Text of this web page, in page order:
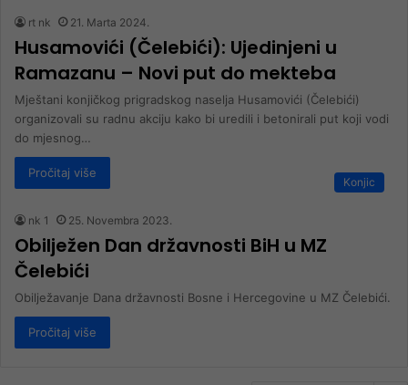
rt nk 21. Marta 2024.
Husamovići (Čelebići): Ujedinjeni u
Ramazanu – Novi put do mekteba
Mještani konjičkog prigradskog naselja Husamovići (Čelebići)
organizovali su radnu akciju kako bi uredili i betonirali put koji vodi
do mjesnog…
Pročitaj više
Konjic
nk 1 25. Novembra 2023.
Obilježen Dan državnosti BiH u MZ
Čelebići
Obilježavanje Dana državnosti Bosne i Hercegovine u MZ Čelebići.
Pročitaj više